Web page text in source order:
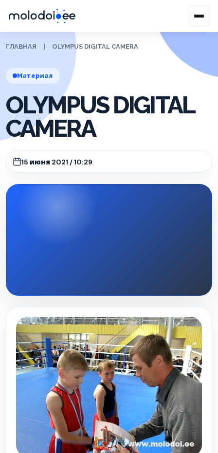
ГЛАВНАЯ OLYMPUS DIGITAL CAMERA
Материал
OLYMPUS DIGITAL
CAMERA
15 июня 2021 / 10:29